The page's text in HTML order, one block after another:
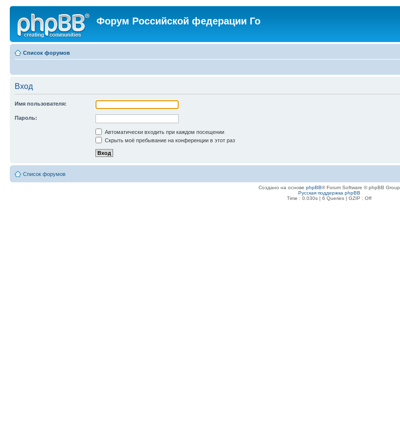
Форум Российской федерации Го
Список форумов
Вход
Имя пользователя:
Пароль:
Автоматически входить при каждом посещении
Скрыть моё пребывание на конференции в этот раз
Список форумов
Создано на основе phpBB® Forum Software © phpBB Group
Русская поддержка phpBB
Time : 0.030s | 6 Queries | GZIP : Off